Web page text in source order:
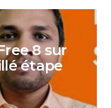
8 sur
étape